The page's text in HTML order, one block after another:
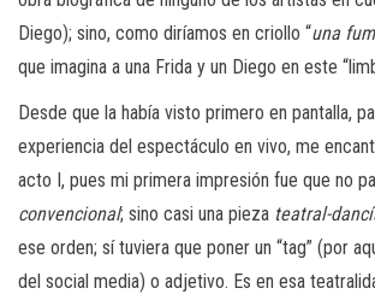
Diego); sino, como diríamos en criollo “una
que imagina a una Frida y un Diego en este
Desde que la había visto primero en pantalla,
experiencia del espectáculo en vivo, me
acto I, pues mi primera impresión fue que no
convencional; sino casi una pieza teatral-
ese orden; sí tuviera que poner un “tag” (por
del social media) o adjetivo. Es en esa